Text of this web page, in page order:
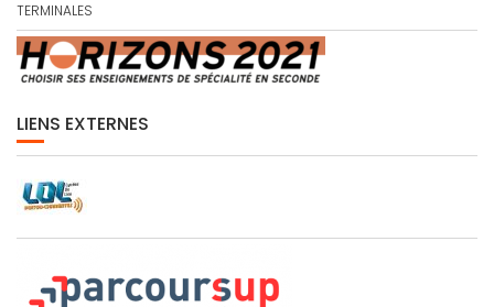
TERMINALES
LIENS EXTERNES